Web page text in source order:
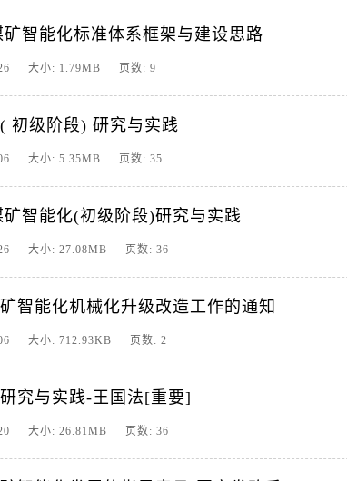
智能化标准体系框架与建设思路
26 大小: 1.79MB 页数: 9
初级阶段) 研究与实践
06 大小: 5.35MB 页数: 35
智能化(初级阶段)研究与实践
26 大小: 27.08MB 页数: 36
智能化机械化升级改造工作的通知
06 大小: 712.93KB 页数: 2
究与实践-王国法[重要]
20 大小: 26.81MB 页数: 36